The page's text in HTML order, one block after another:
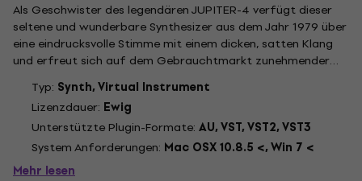
Als Geschwister des legendären JUPITER-4 verfügt dieser
seltene und wunderbare Synthesizer aus dem Jahr 1979 über
eine eindrucksvolle Stimme mit einem dicken, satten Klang
und erfreut sich auf dem Gebrauchtmarkt zunehmender
Beliebtheit. Das vielseitige PROMARS-Plug-in ist klanglich
präzise bis auf Schaltungsebene und erzeugt satte Bässe
und...
Typ: Synth, Virtual Instrument
Lizenzdauer: Ewig
Unterstützte Plugin-Formate: AU, VST, VST2, VST3
System Anforderungen: Mac OSX 10.8.5 <, Win 7 <
Mehr lesen